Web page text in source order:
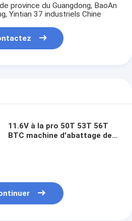
province du Guangdong, BaoAn
Yintian 37 industriels Chine
11.6V à la pro 50T 53T 56T
BTC machine d'abattage de